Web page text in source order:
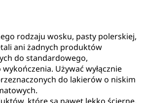
rodzaju wosku, pasty polerskiej,
ani żadnych produktów
do standardowego,
wykończenia. Używać wyłącznie
do lakierów o niskim